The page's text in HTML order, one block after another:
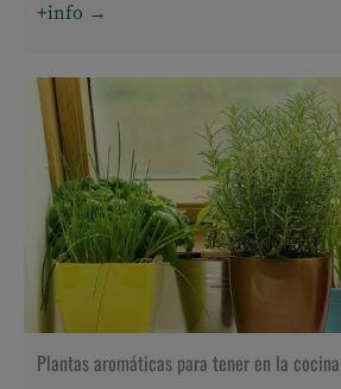
+info →
Plantas aromáticas para tener en la